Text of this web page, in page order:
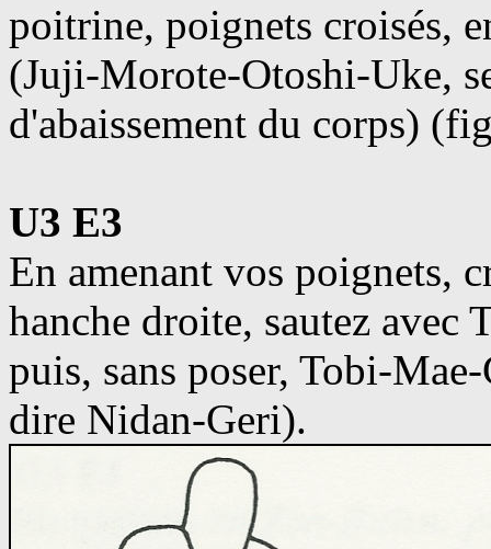
poitrine, poignets croisés,
(Juji-Morote-Otoshi-Uke,
d'abaissement du corps)
U3 E3
En amenant vos poignets,
hanche droite, sautez avec
puis, sans poser, Tobi-
dire Nidan-Geri).